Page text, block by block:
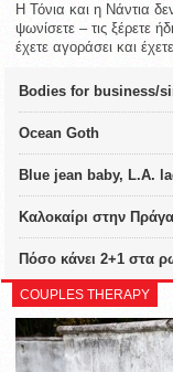
Η Τόνια και η Νάντια
ψωνίσετε – τις ξέρετε
έχετε αγοράσει και
Bodies for business/
Ocean Goth
Blue jean baby, L.A.
Καλοκαίρι στην Πράγα
Πόσο κάνει 2+1 στα
COUPLES THERAPY